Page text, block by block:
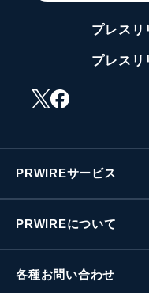
プレスリ
プレスリ
PRWIREサービス
PRWIREについて
各種お問い合わせ